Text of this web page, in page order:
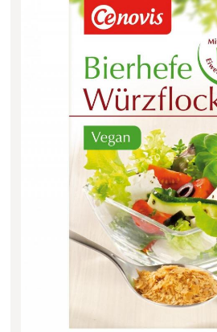
Hofladen Hoffelner
Kuglbauer - Familie Bischof
La Toscana Anita Wolf e.U.
Söllradls Naturkostladen
Stiftsgärtnerei
Weinkellerei Stift
Kremsmünster
Wildkraut
KATEGORIE